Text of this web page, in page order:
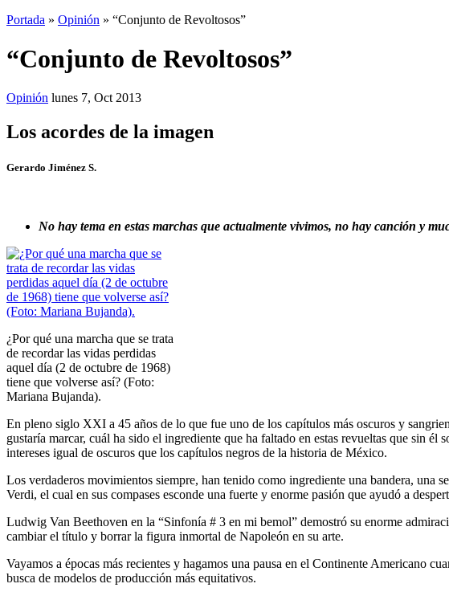
Portada » Opinión » “Conjunto de Revoltosos”
“Conjunto de Revoltosos”
Opinión lunes 7, Oct 2013
Los acordes de la imagen
Gerardo Jiménez S.
No hay tema en estas marchas que actualmente vivimos, no hay canción y
¿Por qué una marcha que se trata
de recordar las vidas perdidas
aquel día (2 de octubre de 1968)
tiene que volverse así? (Foto:
Mariana Bujanda).
En pleno siglo XXI a 45 años de lo que fue uno de los capítulos más oscuros y
gustaría marcar, cuál ha sido el ingrediente que ha faltado en estas revueltas que sin
intereses igual de oscuros que los capítulos negros de la historia de México.
Los verdaderos movimientos siempre, han tenido como ingrediente una bandera,
Verdi, el cual en sus compases esconde una fuerte y enorme pasión que ayudó a
Ludwig Van Beethoven en la “Sinfonía # 3 en mi bemol” demostró su enorme
cambiar el título y borrar la figura inmortal de Napoleón en su arte.
Vayamos a épocas más recientes y hagamos una pausa en el Continente Americano
busca de modelos de producción más equitativos.